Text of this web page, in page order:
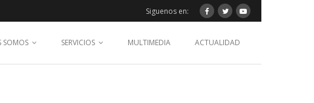
Siguenos en:
SOMOS SERVICIOS MULTIMEDIA ACTUALIDAD